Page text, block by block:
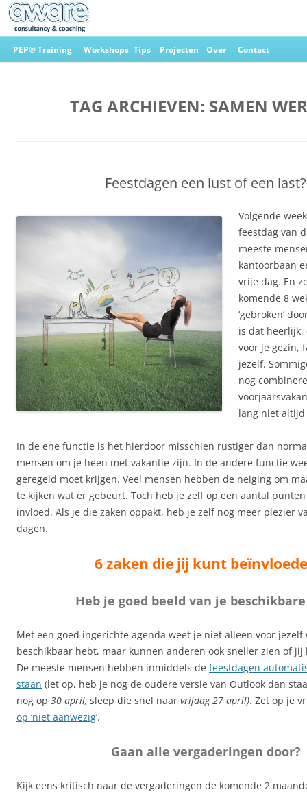
Ga
naar
PEP® Training Workshops Tips Projecten Over Contact
TAG ARCHIEVEN: SAMEN
Feestdagen een lust of een last?
Volgende
feestdag van
meeste
kantoorbaan
vrije dag. En
komende 8
‘gebroken’
is dat heerlijk,
voor je gezin,
jezelf.
nog
lang niet
In de ene functie is het hierdoor misschien rustiger dan
mensen om je heen met vakantie zijn. In de andere functie
geregeld moet krijgen. Veel mensen hebben de neiging om
te kijken wat er gebeurt. Toch heb je zelf op een aantal
invloed. Als je die zaken oppakt, heb je zelf nog meer plezier
dagen.
6 zaken die jij kunt
Heb je goed beeld van je
Met een goed ingerichte agenda weet je niet alleen voor jezelf
beschikbaar hebt, maar kunnen anderen ook sneller zien of jij
De meeste mensen hebben inmiddels de feestdagen
staan (let op, heb je nog de oudere versie van Outlook dan
nog op 30 april, sleep die snel naar vrijdag 27 april). Zet op je
op ‘niet aanwezig’.
Gaan alle vergaderingen door?
Kijk eens kritisch naar de vergaderingen de komende 2